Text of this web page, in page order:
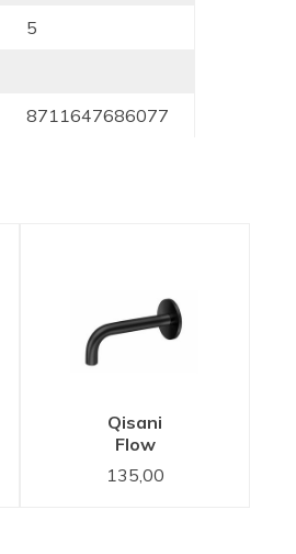
5
8711647686077
Qisani
Flow
baduitloop
Zwart
135,00